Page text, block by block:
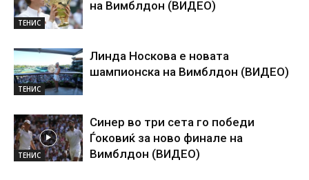
ТЕНИС
на Вимблдон (ВИДЕО)
ТЕНИС
Линда Носкова е новата
шампионска на Вимблдон (ВИДЕО)
ТЕНИС
Синер во три сета го победи
Ѓоковиќ за ново финале на
Вимблдон (ВИДЕО)